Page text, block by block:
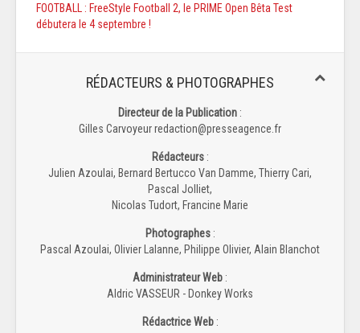
FOOTBALL : FreeStyle Football 2, le PRIME Open Bêta Test
débutera le 4 septembre !
RÉDACTEURS & PHOTOGRAPHES
Directeur de la Publication :
Gilles Carvoyeur redaction@presseagence.fr
Rédacteurs:
Julien Azoulai, Bernard Bertucco Van Damme, Thierry Cari,
Pascal Jolliet,
Nicolas Tudort, Francine Marie
Photographes:
Pascal Azoulai, Olivier Lalanne, Philippe Olivier, Alain Blanchot
Administrateur Web :
Aldric VASSEUR - Donkey Works
Rédactrice Web: